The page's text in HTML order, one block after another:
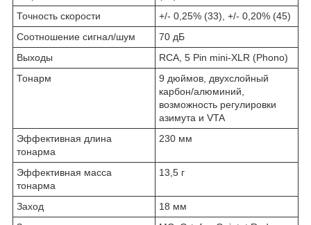
Точность скорости
+/- 0,25% (33), +/- 0,20% (45)
Соотношение сигнал/шум
70 дБ
Выходы
RCA, 5 Pin mini-XLR (Phono)
Тонарм
9 дюймов, двухслойный
карбон/алюминий,
возможность регулировки
азимута и VTA
Эффективная длина
тонарма
230 мм
Эффективная масса
тонарма
13,5 г
Заход
18 мм